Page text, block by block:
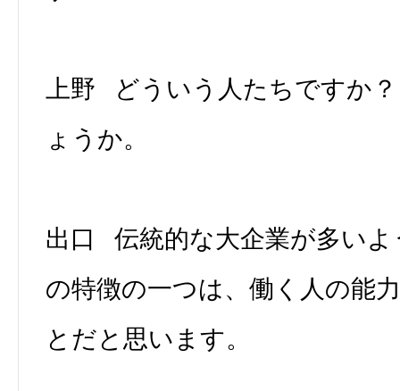
上野 どういう人たちですか
ょうか。
出口 伝統的な大企業が多い
の特徴の一つは、働く人の能
とだと思います。